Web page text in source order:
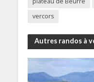
vercors
Autres randos à